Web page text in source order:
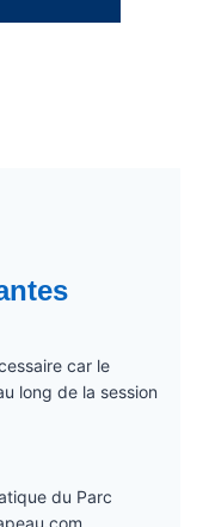
car le
long de la session
du Parc